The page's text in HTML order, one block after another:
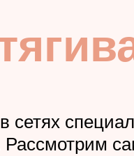
сетях
Рассмотрим